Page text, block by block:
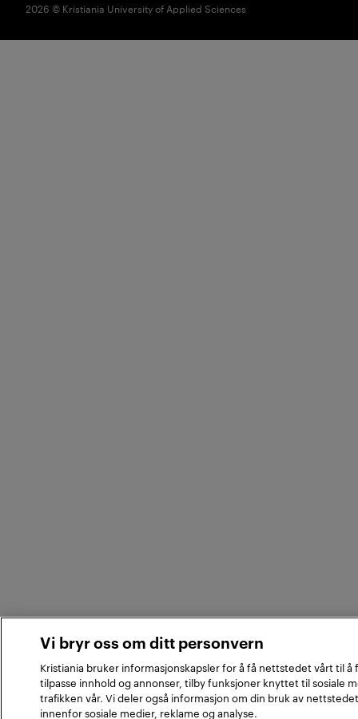
2026 © Kristiania University of Applied Sciences
Vi bryr oss om ditt personvern
Kristiania bruker informasjonskapsler for å få nettstedet vårt til
tilpasse innhold og annonser, tilby funksjoner knyttet til sosiale
trafikken vår. Vi deler også informasjon om din bruk av
innenfor sosiale medier, reklame og analyse.